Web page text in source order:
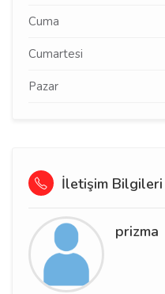
Cuma
Cumartesi
Pazar
İletişim Bilgileri
prizma